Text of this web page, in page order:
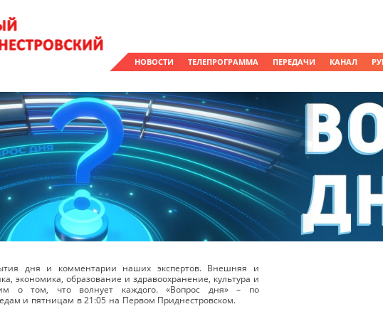
НОВОСТИ ТЕЛЕПРОГРАММА ПЕРЕДАЧИ КАНАЛ
дня и комментарии наших экспертов. Внешняя и
экономика, образование и здравоохранение, культура и
о том, что волнует каждого. «Вопрос дня» – по
и пятницам в 21:05 на Первом Приднестровском.